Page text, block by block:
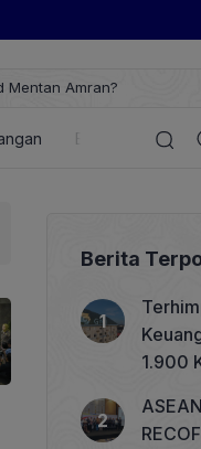
Energi
Berita
1.900